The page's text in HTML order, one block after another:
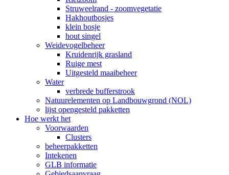
Struweelrand - zoomvegetatie
Hakhoutbosjes
klein bosje
hout singel
Weidevogelbeheer
Kruidenrijk grasland
Ruige mest
Uitgesteld maaibeheer
Water
verbrede bufferstrook
Natuurelementen op Landbouwgrond (NOL)
lijst opengesteld pakketten
Hoe werkt het
Voorwaarden
Clusters
beheerpakketten
Intekenen
GLB informatie